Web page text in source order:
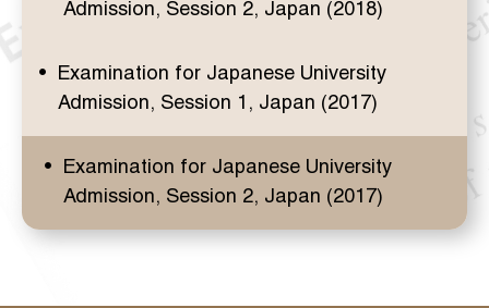
Admission, Session 2, Japan (2018)
Examination for Japanese University
Admission, Session 1, Japan (2017)
Examination for Japanese University
Admission, Session 2, Japan (2017)